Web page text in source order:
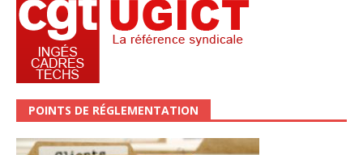
POINTS DE RÉGLEMENTATION